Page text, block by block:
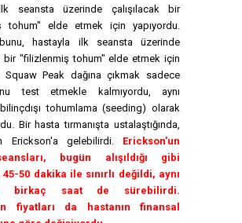
seansta üzerinde çalışılacak bir
tohum" elde etmek için yapıyordu.
hastayla ilk seansta üzerinde
bir "filizlenmiş tohum" elde etmek için
Squaw Peak dağına çıkmak sadece
test etmekle kalmıyordu, aynı
tohumlama (seeding) olarak
Bir hasta tırmanışta ustalaştığında,
Erickson'a gelebilirdi. Erickson'un
bugün alışıldığı gibi
50 dakika ile sınırlı değildi, aynı
birkaç saat de sürebilirdi.
fiyatları da hastanın finansal